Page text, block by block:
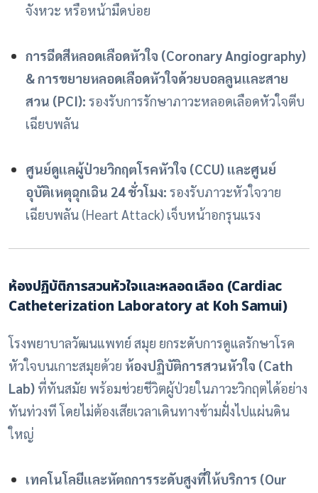
จังหวะ หรือหน้ามืดบ่อย
การฉีดสีหลอดเลือดหัวใจ (Coronary Angiography)
& การขยายหลอดเลือดหัวใจด้วยบอลลูนและสาย
สวน (PCI): รองรับการรักษาภาวะหลอดเลือดหัวใจตีบ
เฉียบพลัน
ศูนย์ดูแลผู้ป่วยวิกฤตโรคหัวใจ (CCU) และศูนย์
อุบัติเหตุฉุกเฉิน 24 ชั่วโมง: รองรับภาวะหัวใจวาย
เฉียบพลัน (Heart Attack) เจ็บหน้าอกรุนแรง
ห้องปฏิบัติการสวนหัวใจและหลอดเลือด (Cardiac
Catheterization Laboratory at Koh Samui)
โรงพยาบาลวัฒนแพทย์ สมุย ยกระดับการดูแลรักษาโรค
หัวใจบนเกาะสมุยด้วย ห้องปฏิบัติการสวนหัวใจ (Cath
Lab) ที่ทันสมัย พร้อมช่วยชีวิตผู้ป่วยในภาวะวิกฤตได้อย่าง
ทันท่วงที โดยไม่ต้องเสียเวลาเดินทางข้ามฝั่งไปแผ่นดิน
ใหญ่
เทคโนโลยีและหัตถการระดับสูงที่ให้บริการ (Our